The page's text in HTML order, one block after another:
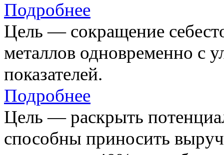
Подробнее
Цель — сокращение
металлов одновременно с
показателей.
Подробнее
Цель — раскрыть
способны приносить